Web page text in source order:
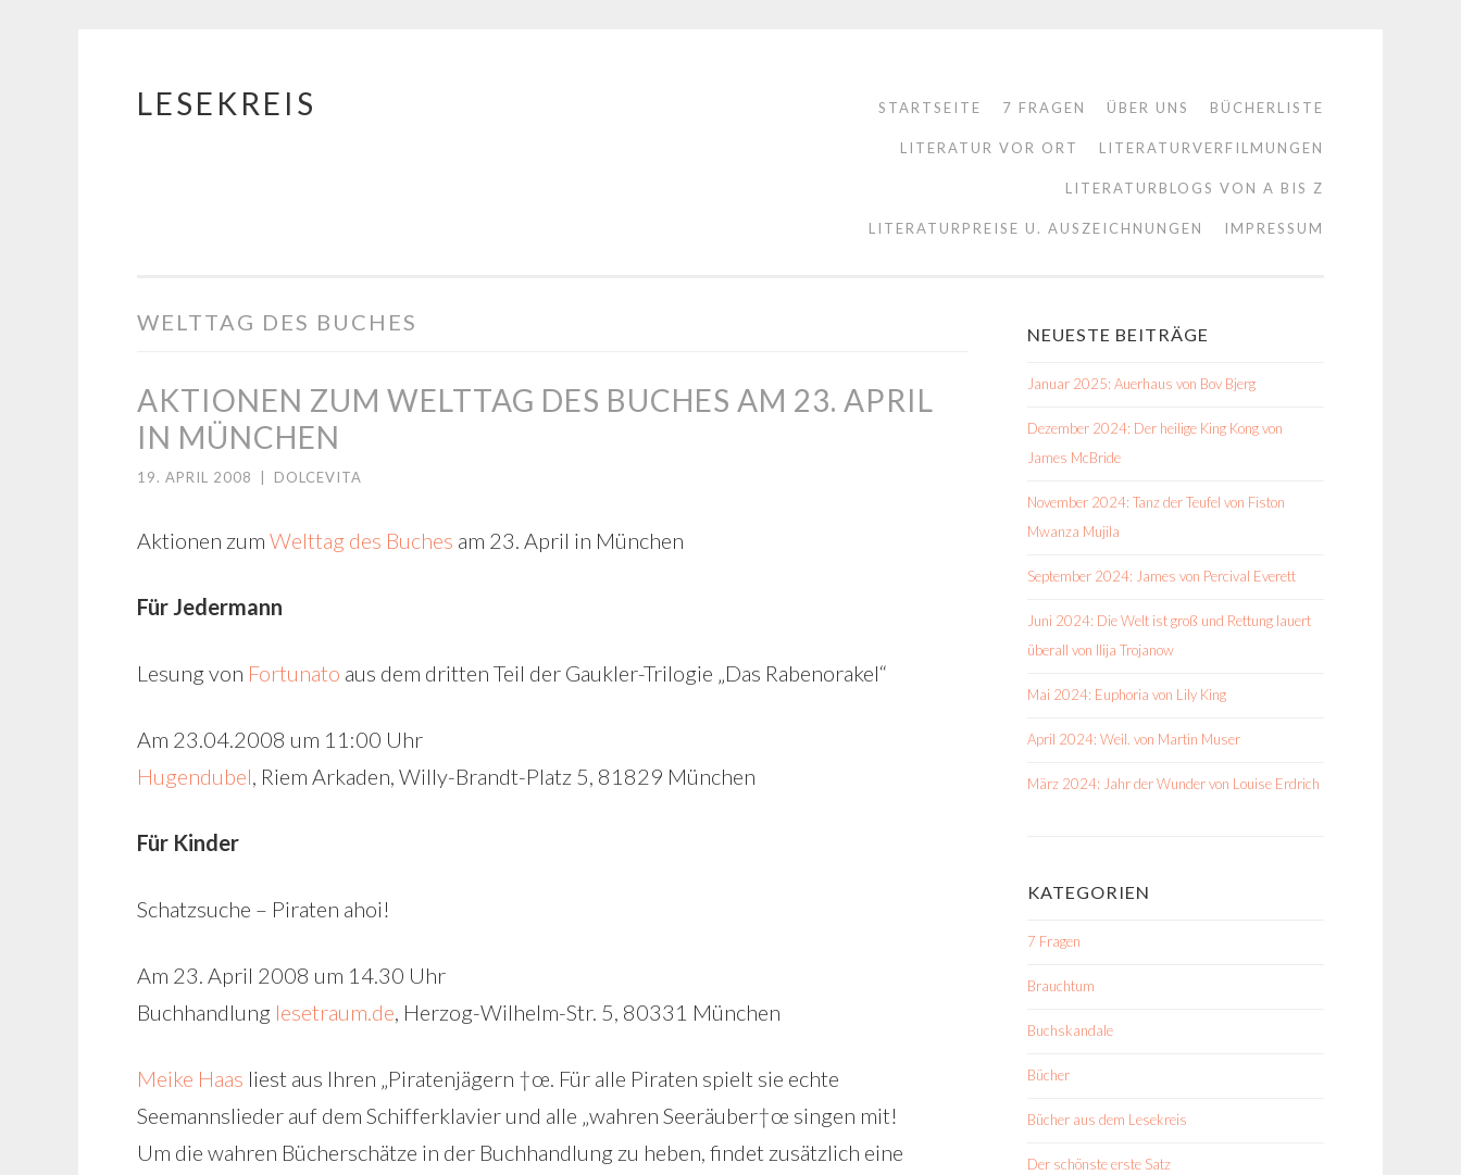
Springe
LESEKREIS STARTSEITE 7 FRAGEN ÜBER UNS BÜCHERLISTE
LITERATUR VOR ORT LITERATURVERFILMUNGEN
LITERATURBLOGS VON A BIS Z
LITERATURPREISE U. AUSZEICHNUNGEN IMPRESSUM
WELTTAG DES BUCHES
AKTIONEN ZUM WELTTAG DES BUCHES AM 23. APRIL
IN MÜNCHEN
19. APRIL 2008 DOLCEVITA
Aktionen zum Welttag des Buches am 23. April in München
Für Jedermann
Lesung von Fortunato aus dem dritten Teil der Gaukler-Trilogie „Das Rabenorakel“
Am 23.04.2008 um 11:00 Uhr
Hugendubel, Riem Arkaden, Willy-Brandt-Platz 5, 81829 München
Für Kinder
Schatzsuche – Piraten ahoi!
Am 23. April 2008 um 14.30 Uhr
Buchhandlung lesetraum.de, Herzog-Wilhelm-Str. 5, 80331 München
Meike Haas liest aus Ihren „Piratenjägern †œ. Für alle Piraten spielt sie echte
Seemannslieder auf dem Schifferklavier und alle „wahren Seeräuber†œ singen mit!
Um die wahren Bücherschätze in der Buchhandlung zu heben, findet zusätzlich eine
NEUESTE BEITRÄGE
Januar 2025: Auerhaus von Bov Bjerg
Dezember 2024: Der heilige King Kong von
James McBride
November 2024: Tanz der Teufel von Fiston
Mwanza Mujila
September 2024: James von Percival Everett
Juni 2024: Die Welt ist groß und Rettung lauert
überall von Ilija Trojanow
Mai 2024: Euphoria von Lily King
April 2024: Weil. von Martin Muser
März 2024: Jahr der Wunder von Louise Erdrich
KATEGORIEN
7 Fragen
Brauchtum
Buchskandale
Bücher
Bücher aus dem Lesekreis
Der schönste erste Satz